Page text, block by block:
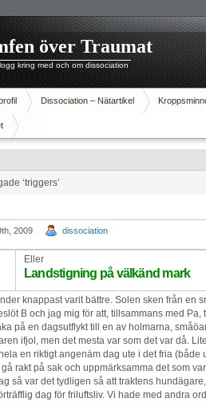
över Traumat
kring med och om dissociation
Dissociation – Nätartikel
‘triggers’
2009 dissociation
Eller
Landstigning på välkänd mark
knappast varit bättre. Solen sken från en
B och jag mig för att, tillsammans med
på en dagsutflykt till en av holmarna,
ifjol, men det mesta var som det var då.
en riktigt angenäm dag ute i det fria (både
gå rakt på sak och uppmärksamma det som
så var det tydligen så att traktens
dag för friluftsliv. Vi hade med andra